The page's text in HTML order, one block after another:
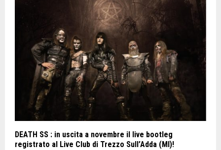
DEATH SS : in uscita a novembre il live bootleg
registrato al Live Club di Trezzo Sull’Adda (MI)!